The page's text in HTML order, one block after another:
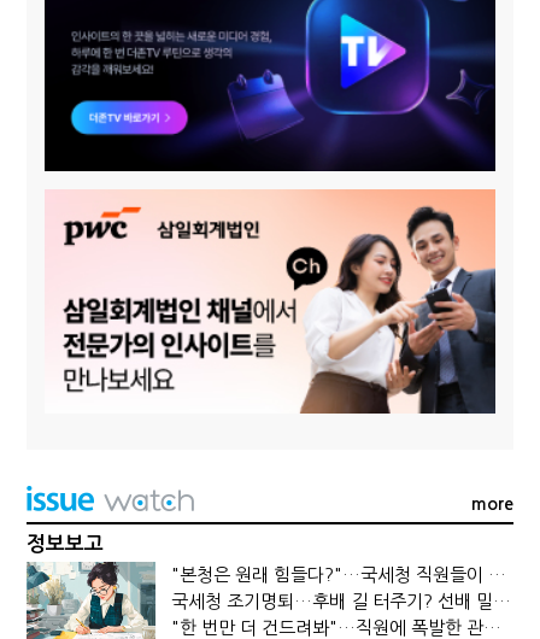
more
정보보고
"본청은 원래 힘들다?"…국세청 직원들이 떠나는 이유
국세청 조기명퇴…후배 길 터주기? 선배 밀어내기?
"한 번만 더 건드려봐"…직원에 폭발한 관세청장, 왜?